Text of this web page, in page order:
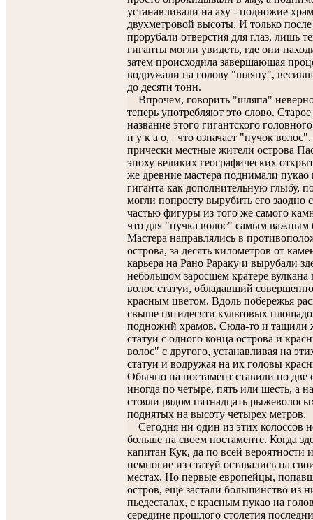
устанавливали на аху - подножие
двухметровой высоты. И только
прорубали отверстия для глаз, лишь
гиганты могли увидеть, где они
затем происходила завершающая
водружали на голову "шляпу",
до десяти тонн.
Впрочем, говорить "шляпа"
теперь употребляют это слово.
название этого гигантского
п у к а о, что означает "пучок
прически местные жители острова
эпоху великих географических
же древние мастера поднимали
гиганта как дополнительную глыбу,
могли попросту вырубить его заодно
частью фигуры из того же самого
что для "пучка волос" самым важным
Мастера направлялись в
острова, за десять километров от
карьера на Рано Рараку и вырубали
небольшом заросшем кратере вулкана
волос статуи, обладавший
красным цветом. Вдоль побережья
свыше пятидесяти культовых
подножий храмов. Сюда-то и тащили
статуи с одного конца острова и
волос" с другого, устанавливая на
статуи и водружая на их головы
Обычно на постамент ставили по две
иногда по четыре, пять или шесть, а
стояли рядом пятнадцать
поднятых на высоту четырех метров.
Сегодня ни один из этих колоссов
больше на своем постаменте. Когда
капитан Кук, да по всей вероятности
немногие из статуй оставались на
местах. Но первые европейцы,
остров, еще застали большинство из
пьедесталах, с красным пукао на
середине прошлого столетия